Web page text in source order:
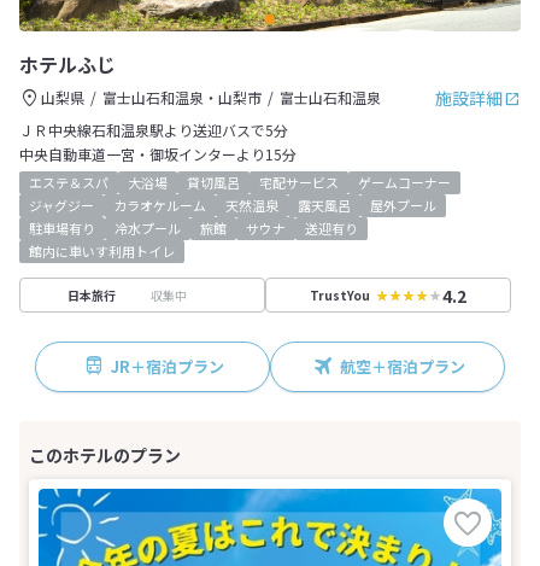
ホテルふじ
施設詳細
山梨県 富士山石和温泉・山梨市
富士山石和温泉
ＪＲ中央線石和温泉駅より送迎バスで5分
中央自動車道一宮・御坂インターより15分
エステ＆スパ 大浴場 貸切風呂 宅配サービス
ゲームコーナー
ジャグジー
カラオケルーム 天然温泉 露天風呂
屋外プール
駐車場有り
冷水プール 旅館 サウナ
送迎有り
館内に車いす利用トイレ
日本旅行 収集中 TrustYou 4.2
JR＋宿泊プラン 航空＋宿泊プラン